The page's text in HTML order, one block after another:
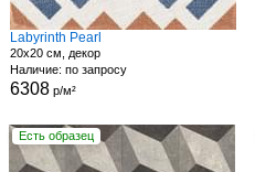
Labyrinth Pearl
20x20 см, декор
Наличие: по запросу
6308р/м²
Есть образец